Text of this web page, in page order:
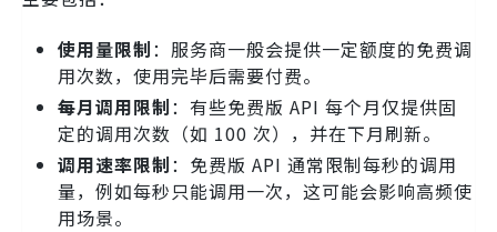
使用量限制：服务商一般会提供一定额度的免费调
用次数，使用完毕后需要付费。
每月调用限制：有些免费版 API 每个月仅提供固
定的调用次数（如 100 次），并在下月刷新。
调用速率限制：免费版 API 通常限制每秒的调用
量，例如每秒只能调用一次，这可能会影响高频使
用场景。